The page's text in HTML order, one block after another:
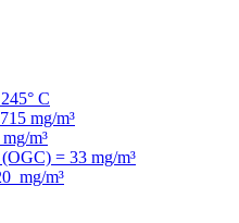
C
mg/m³
m³
= 33 mg/m³
mg/m³